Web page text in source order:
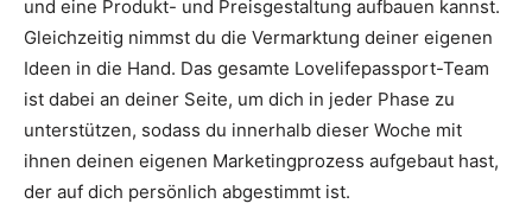
und eine Produkt- und Preisgestaltung aufbauen kannst.
Gleichzeitig nimmst du die Vermarktung deiner eigenen
Ideen in die Hand. Das gesamte Lovelifepassport-Team
ist dabei an deiner Seite, um dich in jeder Phase zu
unterstützen, sodass du innerhalb dieser Woche mit
ihnen deinen eigenen Marketingprozess aufgebaut hast,
der auf dich persönlich abgestimmt ist.